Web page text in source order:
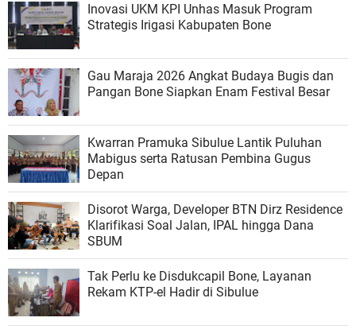
Inovasi UKM KPI Unhas Masuk Program
Strategis Irigasi Kabupaten Bone
Gau Maraja 2026 Angkat Budaya Bugis dan
Pangan Bone Siapkan Enam Festival Besar
Kwarran Pramuka Sibulue Lantik Puluhan
Mabigus serta Ratusan Pembina Gugus
Depan
Disorot Warga, Developer BTN Dirz Residence
Klarifikasi Soal Jalan, IPAL hingga Dana
SBUM
Tak Perlu ke Disdukcapil Bone, Layanan
Rekam KTP-el Hadir di Sibulue